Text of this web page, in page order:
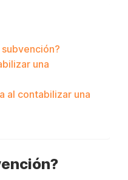
una
al contabilizar una